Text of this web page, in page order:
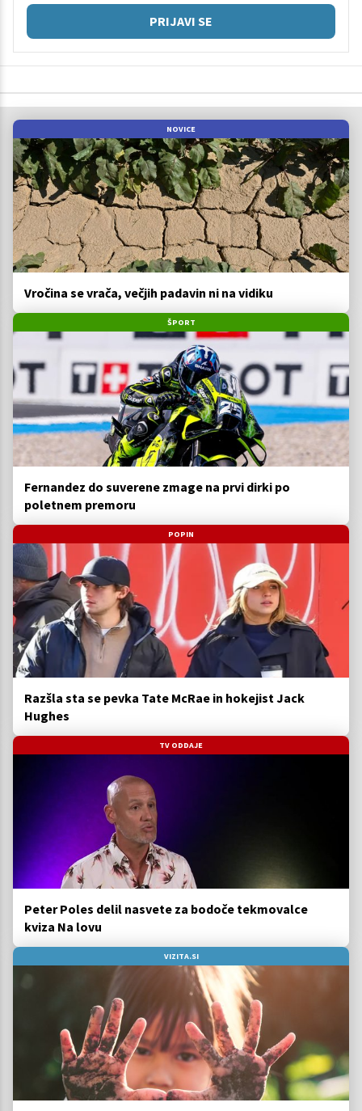
PRIJAVI SE
NOVICE
Vročina se vrača, večjih padavin ni na vidiku
ŠPORT
Fernandez do suverene zmage na prvi dirki po
poletnem premoru
POPIN
Razšla sta se pevka Tate McRae in hokejist Jack
Hughes
TV ODDAJE
Peter Poles delil nasvete za bodoče tekmovalce
kviza Na lovu
VIZITA.SI